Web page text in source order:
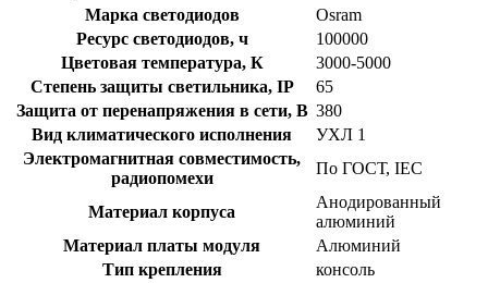
Марка светодиодов
Osram
Ресурс светодиодов, ч
100000
Цветовая температура, К
3000-5000
Степень защиты светильника, IP
65
Защита от перенапряжения в сети, В 380
Вид климатического исполнения
УХЛ 1
Электромагнитная совместимость,
радиопомехи
По ГОСТ, IEC
Материал корпуса
Анодированный
алюминий
Материал платы модуля
Алюминий
Тип крепления
консоль